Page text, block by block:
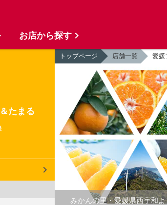
たまる
トップページ 店舗一覧 愛媛
みかんの里・愛媛県西宇和
お店から探す